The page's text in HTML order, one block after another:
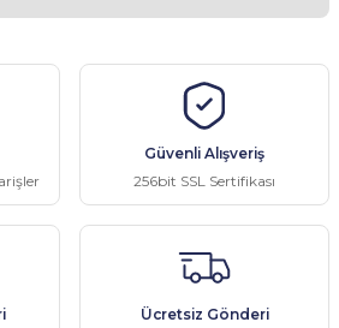
noktaları öneri formunu kullanarak
ederiz.
veya görüntülenemiyor.
bulunuyor.
daha pahalı.
olmalı.
Güvenli Alışveriş
256bit SSL Sertifikası
Ücretsiz Gönderi